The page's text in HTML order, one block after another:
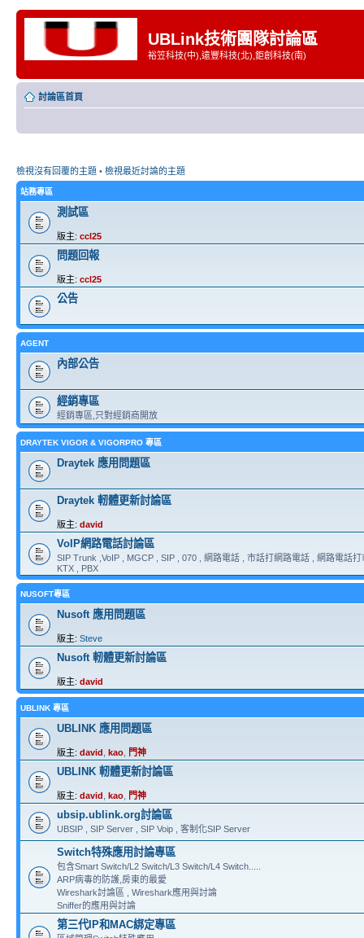
UBLink技術團隊討論區
裕笠科技(中),遠豐科技(北),鉅創科技(南)
討論區首頁
檢視沒有回覆的主題 • 檢視最近討論的主題
站務專區
測試區
版主: ccl25
問題回報
版主: ccl25
公告
AGENT
內部公告
經銷專區
經銷專區,只對經銷商開放
DRAYTEK VIGOR & VIGORPRO 專區
Draytek 應用問題區
Draytek 軔體更新討論區
版主: david
VoIP網路電話討論區
SIP Trunk ,VoIP , MGCP , SIP , 070 , 網路電話 , 市話打網路電話 , 網路電話打
KTX , PBX
NUSOFT專區
Nusoft 應用問題區
版主: Steve
Nusoft 軔體更新討論區
版主: david
UBLINK 專區
UBLINK 應用問題區
版主: david kao 門神
UBLINK 軔體更新討論區
版主: david kao 門神
ubsip.ublink.org討論區
UBSIP , SIP Server , SIP Voip , 客制化SIP Server
Switch特殊應用討論專區
包含Smart Switch/L2 Switch/L3 Switch/L4 Switch.....
ARP病毒的防護,房東的最愛
Wireshark討論區 , Wireshark應用與討論
Sniffer的應用與討論
第三代IP和MAC綁定專區